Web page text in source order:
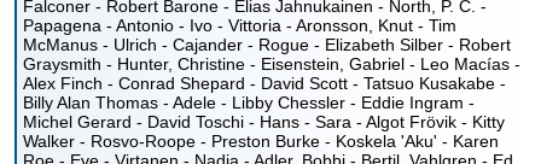
Falconer - Robert Barone - Elias Jahnukainen - North, P. C. -
Papagena - Antonio - Ivo - Vittoria - Aronsson, Knut - Tim
McManus - Ulrich - Cajander - Rogue - Elizabeth Silber - Robert
Graysmith - Hunter, Christine - Eisenstein, Gabriel - Leo Macías -
Alex Finch - Conrad Shepard - David Scott - Tatsuo Kusakabe -
Billy Alan Thomas - Adele - Libby Chessler - Eddie Ingram -
Michel Gerard - David Toschi - Hans - Sara - Algot Frövik - Kitty
Walker - Rosvo-Roope - Preston Burke - Koskela 'Aku' - Karen